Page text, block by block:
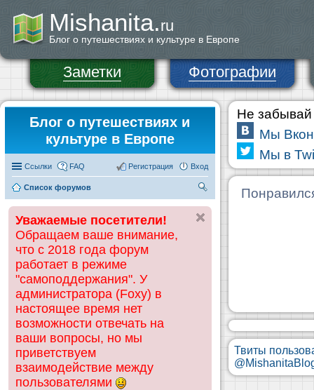
Mishanita.ru
Блог о путешествиях и культуре в Европе
Заметки Фотографии
Блог о путешествиях и
культуре в Европе
Ссылки FAQ Вход
Регистрация
Список форумов
ск
Уважаемые посетители!
Обращаем ваше внимание,
что с 2018 года форум
работает в режиме
"самоподдержания". У
администратора (Foxy) в
настоящее время нет
возможности отвечать на
ваши вопросы, но мы
приветствуем
взаимодействие между
пользователями
Не забывай
Мы
Мы в
Твиты